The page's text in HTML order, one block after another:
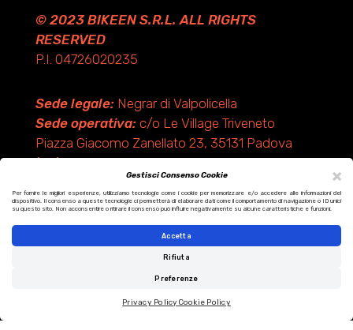
×
Gestisci Consenso Cookie
Per fornire le migliori esperienze, utilizziamo tecnologie come i cookie per memorizzare e/o accedere alle informazioni del
dispositivo. Il consenso a queste tecnologie ci permetterà di elaborare dati come il comportamento di navigazione o ID unici
su questo sito. Non acconsentire o ritirare il consenso può influire negativamente su alcune caratteristiche e funzioni.
Accetta
Rifiuta
Preferenze
Privacy PolicyCookie Policy
© 2023 BIKEEN S.R.L. ALL RIGHTS
RESERVED
P.I. 04726020235
Sede legale:Negrar di Valpolicella
Sede operativa:c/o Le Village Triveneto
Piazza Giacomo Zanellato 23, 35131 Padova
(PD)
Design by KF ADV
Development by Italix.net